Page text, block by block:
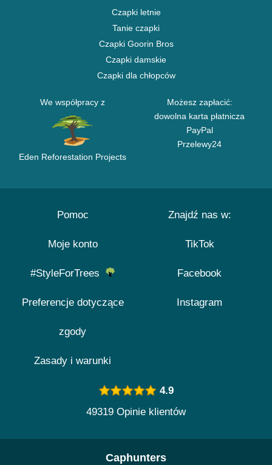
Czapki letnie
Tanie czapki
Czapki Goorin Bros
Czapki damskie
Czapki dla chłopców
We współpracy z
Eden Reforestation Projects
Możesz zapłacić:
dowolna karta płatnicza
PayPal
Przelewy24
Pomoc
Moje konto
#StyleForTrees
Preferencje dotyczące
zgody
Zasady i warunki
Znajdź nas w:
TikTok
Facebook
Instagram
4.9
49319 Opinie klientów
Caphunters